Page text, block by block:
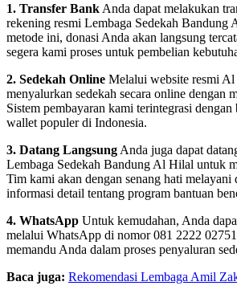
1. Transfer Bank Anda dapat melakukan
rekening resmi Lembaga Sedekah Bandung
metode ini, donasi Anda akan langsung
segera kami proses untuk pembelian
2. Sedekah Online Melalui website resmi
menyalurkan sedekah secara online dengan
Sistem pembayaran kami terintegrasi
wallet populer di Indonesia.
3. Datang Langsung Anda juga dapat
Lembaga Sedekah Bandung Al Hilal untuk
Tim kami akan dengan senang hati melayani
informasi detail tentang program bantuan
4. WhatsApp Untuk kemudahan, Anda
melalui WhatsApp di nomor 081 2222
memandu Anda dalam proses penyaluran
Baca juga: Rekomendasi Lembaga Amil